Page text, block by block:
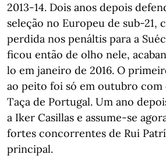
2013-14. Dois anos depois
seleção no Europeu de sub-21,
perdida nos penáltis para a
ficou então de olho nele,
lo em janeiro de 2016. O
ao peito foi só em outubro com
Taça de Portugal. Um ano
a Iker Casillas e assume-se
fortes concorrentes de Rui
principal.